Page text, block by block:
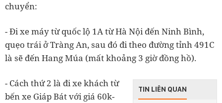
chuyển:
- Đi xe máy từ quốc lộ 1A từ Hà Nội đến Ninh Bình,
quẹo trái ở Tràng An, sau đó đi theo đường tỉnh 491C
là sẽ đến Hang Múa (mất khoảng 3 giờ đồng hồ).
TIN LIÊN QUAN
- Cách thứ 2 là đi xe khách từ
bến xe Giáp Bát với giá 60k-